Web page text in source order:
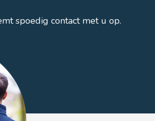
spoedig contact met u op.